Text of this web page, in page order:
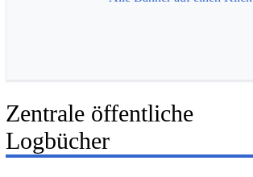
Zentrale öffentliche
Logbücher